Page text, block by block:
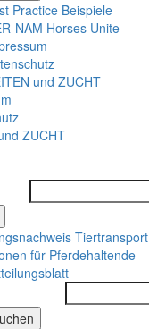
Practice Beispiele
NAM Horses Unite
und ZUCHT
ZUCHT
Tiertransport
für Pferdehaltende